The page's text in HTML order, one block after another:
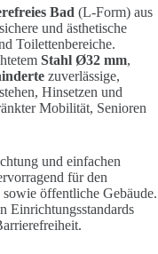
Bad (L-Form) aus
und ästhetische
Toilettenbereiche.
Stahl Ø32 mm,
zuverlässige,
Hinsetzen und
Mobilität, Senioren
und einfachen
für den
öffentliche Gebäude.
Einrichtungsstandards